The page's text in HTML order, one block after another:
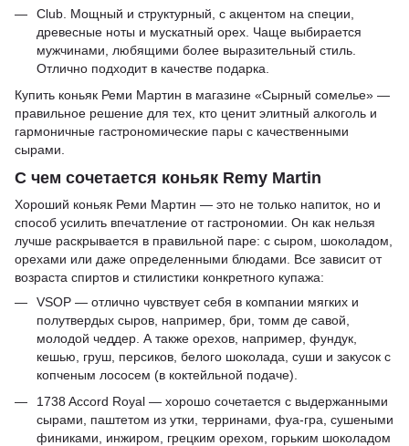
Club. Мощный и структурный, с акцентом на специи,
древесные ноты и мускатный орех. Чаще выбирается
мужчинами, любящими более выразительный стиль.
Отлично подходит в качестве подарка.
Купить коньяк Реми Мартин в магазине «Сырный сомелье» —
правильное решение для тех, кто ценит элитный алкоголь и
гармоничные гастрономические пары с качественными
сырами.
С чем сочетается коньяк Remy Martin
Хороший коньяк Реми Мартин — это не только напиток, но и
способ усилить впечатление от гастрономии. Он как нельзя
лучше раскрывается в правильной паре: с сыром, шоколадом,
орехами или даже определенными блюдами. Все зависит от
возраста спиртов и стилистики конкретного купажа:
VSOP — отлично чувствует себя в компании мягких и
полутвердых сыров, например, бри, томм де савой,
молодой чеддер. А также орехов, например, фундук,
кешью, груш, персиков, белого шоколада, суши и закусок с
копченым лососем (в коктейльной подаче).
1738 Accord Royal — хорошо сочетается с выдержанными
сырами, паштетом из утки, терринами, фуа-гра, сушеными
финиками, инжиром, грецким орехом, горьким шоколадом